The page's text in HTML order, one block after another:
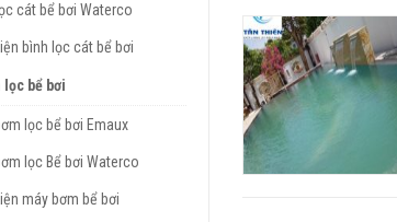
cát bể bơi Waterco
bình lọc cát bể bơi
lọc bể bơi
lọc bể bơi Emaux
lọc Bể bơi Waterco
máy bơm bể bơi